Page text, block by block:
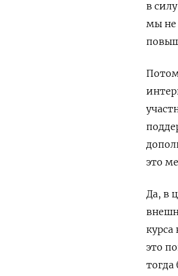
в
мы не
это
Да, в
это
тогда